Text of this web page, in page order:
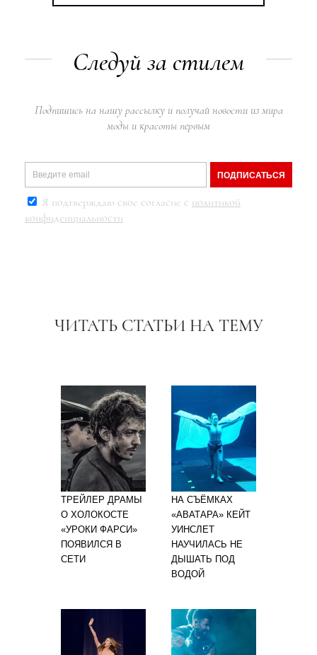
Следуй за стилем
Подпишись на нашу рассылку и получай новости из мира
моды и красоты первым
ПОДПИСАТЬСЯ
Я подтверждаю свое согласие с политикой
конфиденциальности
ЧИТАТЬ СТАТЬИ НА ТЕМУ
ТРЕЙЛЕР ДРАМЫ
О ХОЛОКОСТЕ
«УРОКИ ФАРСИ»
ПОЯВИЛСЯ В
СЕТИ
НА СЪЁМКАХ
«АВАТАРА» КЕЙТ
УИНСЛЕТ
НАУЧИЛАСЬ НЕ
ДЫШАТЬ ПОД
ВОДОЙ